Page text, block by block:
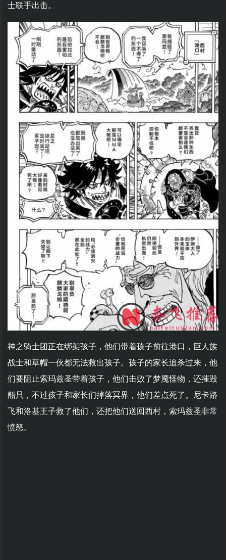
士联手出击。
神之骑士团正在绑架孩子，他们带着孩子前往港口，巨人族
战士和草帽一伙都无法救出孩子。孩子的家长追杀过来，他
们要阻止索玛兹圣带着孩子，他们击败了梦魇怪物，还摧毁
船只，不过孩子和家长们掉落冥界，他们差点死了。尼卡路
飞和洛基王子救了他们，还把他们送回西村，索玛兹圣非常
愤怒。